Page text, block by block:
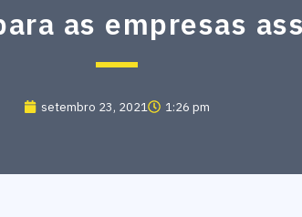
as empresas
setembro 23, 2021 1:26 pm